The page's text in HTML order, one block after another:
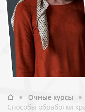
Очные курсы
Способы обработки